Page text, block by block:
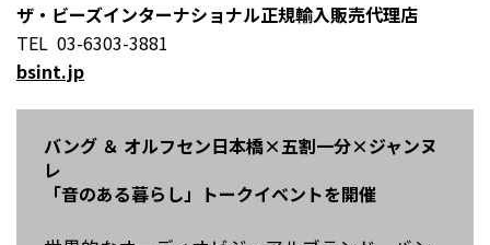
ザ・ビーズインターナショナル正規輸入販売代理店
TEL 03-6303-3881
bsint.jp
バング ＆ オルフセン日本橋×五割一分×ジャンヌ
レ
「音のある暮らし」トークイベントを開催